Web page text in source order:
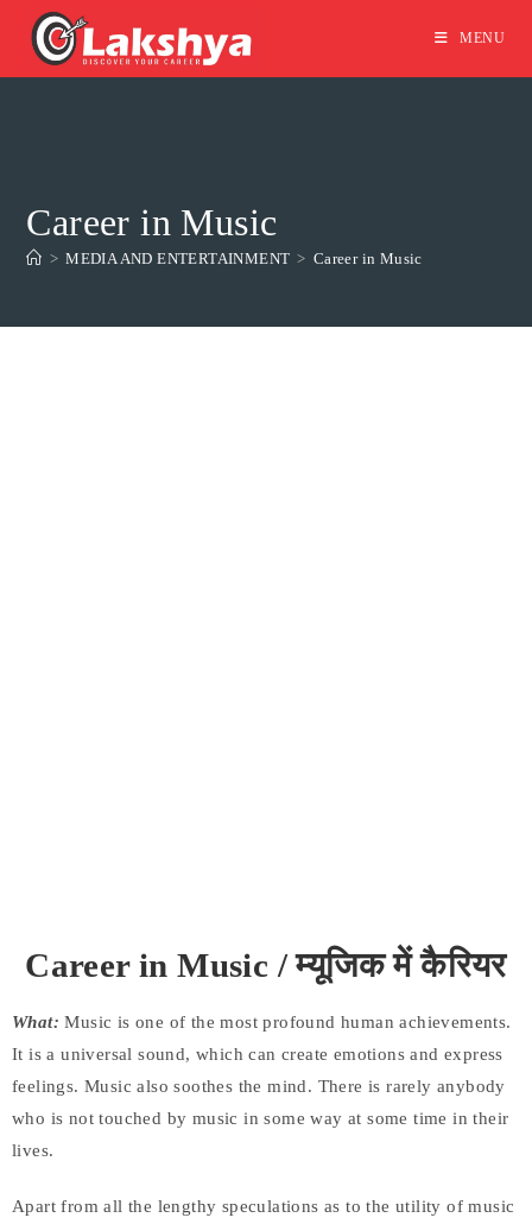
MENU
Career in Music
> MEDIA AND ENTERTAINMENT > Career in Music
Career in Music / म्यूजिक में कैरियर
What:Music is one of the most profound human achievements.
It is a universal sound, which can create emotions and express
feelings. Music also soothes the mind. There is rarely anybody
who is not touched by music in some way at some time in their
lives.
Apart from all the lengthy speculations as to the utility of music